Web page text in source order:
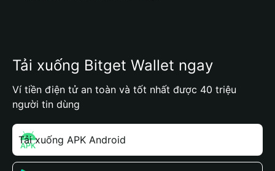
Tải xuống Bitget Wallet ngay
Ví tiền điện tử an toàn và tốt nhất được 40 triệu
người tin dùng
Tải xuống APK Android